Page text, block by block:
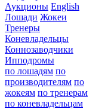
Аукционы English
Лошади Жокеи
Тренеры
Коневладельцы
Коннозаводчики
Ипподромы
по лошадям по
производителям по
жокеям по тренерам
по коневладельцам